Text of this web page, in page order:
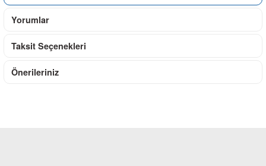
Yorumlar
Taksit Seçenekleri
Önerileriniz